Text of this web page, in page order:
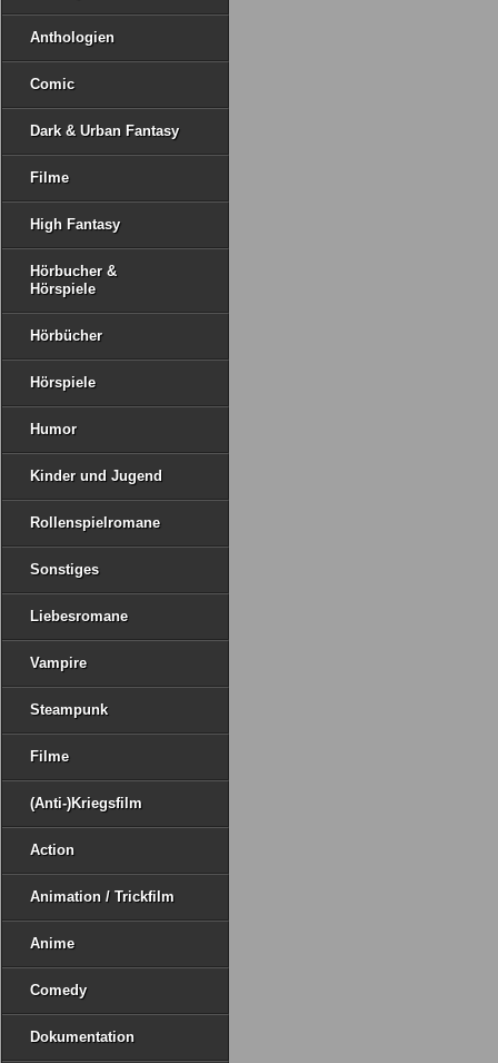
Anthologien
Comic
Dark & Urban Fantasy
Filme
High Fantasy
Hörbucher &
Hörspiele
Hörbücher
Hörspiele
Humor
Kinder und Jugend
Rollenspielromane
Sonstiges
Liebesromane
Vampire
Steampunk
Filme
(Anti-)Kriegsfilm
Action
Animation / Trickfilm
Anime
Comedy
Dokumentation